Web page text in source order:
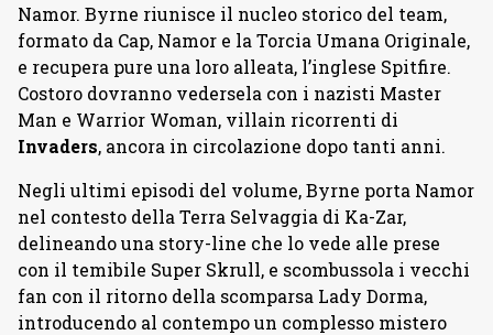
Namor. Byrne riunisce il nucleo storico del team,
formato da Cap, Namor e la Torcia Umana Originale,
e recupera pure una loro alleata, l’inglese Spitfire.
Costoro dovranno vedersela con i nazisti Master
Man e Warrior Woman, villain ricorrenti di
Invaders, ancora in circolazione dopo tanti anni.
Negli ultimi episodi del volume, Byrne porta Namor
nel contesto della Terra Selvaggia di Ka-Zar,
delineando una story-line che lo vede alle prese
con il temibile Super Skrull, e scombussola i vecchi
fan con il ritorno della scomparsa Lady Dorma,
introducendo al contempo un complesso mistero